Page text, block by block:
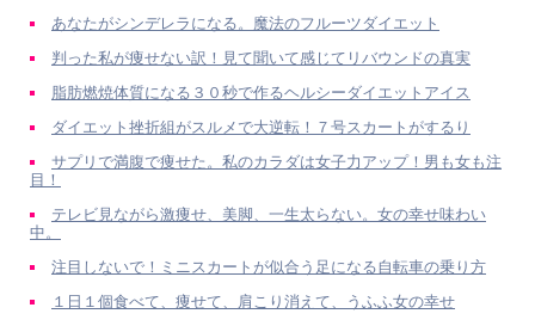
あなたがシンデレラになる。魔法のフルーツダイエット
判った私が痩せない訳！見て聞いて感じてリバウンドの真実
脂肪燃焼体質になる３０秒で作るヘルシーダイエットアイス
ダイエット挫折組がスルメで大逆転！７号スカートがするり
サプリで満腹で痩せた。私のカラダは女子力アップ！男も女も注
目！
テレビ見ながら激痩せ、美脚、一生太らない。女の幸せ味わい
中。
注目しないで！ミニスカートが似合う足になる自転車の乗り方
１日１個食べて、痩せて、肩こり消えて、うふふ女の幸せ